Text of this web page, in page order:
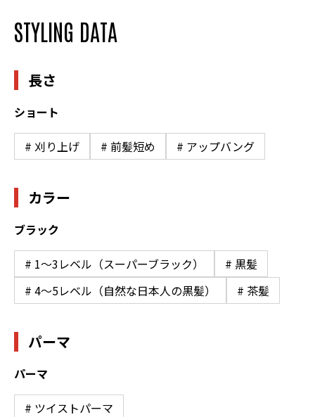
STYLING DATA
長さ
ショート
# 刈り上げ # 前髪短め # アップバング
カラー
ブラック
# 1〜3レベル（スーパーブラック）
# 黒髪
# 4〜5レベル（自然な日本人の黒髪）
# 茶髪
パーマ
パーマ
# ツイストパーマ